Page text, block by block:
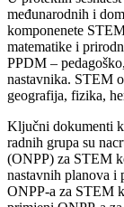
Ministar za
Damir Žuga sa
predstavnicima
razgovarano o
realizaciji projekta
BiH“ koji ova
Agencije za